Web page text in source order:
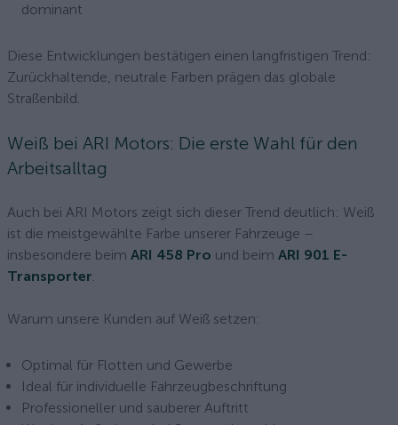
dominant
Diese Entwicklungen bestätigen einen langfristigen Trend:
Zurückhaltende, neutrale Farben prägen das globale
Straßenbild.
Weiß bei ARI Motors: Die erste Wahl für den
Arbeitsalltag
Auch bei ARI Motors zeigt sich dieser Trend deutlich: Weiß
ist die meistgewählte Farbe unserer Fahrzeuge –
insbesondere beim ARI 458 Pro und beim ARI 901 E-
Transporter.
Warum unsere Kunden auf Weiß setzen:
Optimal für Flotten und Gewerbe
Ideal für individuelle Fahrzeugbeschriftung
Professioneller und sauberer Auftritt